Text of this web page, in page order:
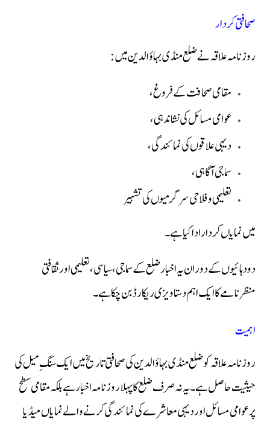
صحافتی کردار
روزنامہ علاقہ نے ضلع منڈی بہاؤالدین میں:
مقامی صحافت کے فروغ،
عوامی مسائل کی نشاندہی،
دیہی علاقوں کی نمائندگی،
سماجی آگاہی،
تعلیمی و فلاحی سرگرمیوں کی تشہیر
میں نمایاں کردار ادا کیا ہے۔
دو دہائیوں کے دوران یہ اخبار ضلع کے سماجی، سیاسی، تعلیمی اور ثقافتی
منظرنامے کا ایک اہم دستاویزی ریکارڈ بن چکا ہے۔
اہمیت
روزنامہ علاقہ کو ضلع منڈی بہاؤالدین کی صحافتی تاریخ میں ایک سنگِ میل کی
حیثیت حاصل ہے۔ یہ نہ صرف ضلع کا پہلا روزنامہ اخبار ہے بلکہ مقامی سطح
پر عوامی مسائل اور دیہی معاشرے کی نمائندگی کرنے والے نمایاں میڈیا